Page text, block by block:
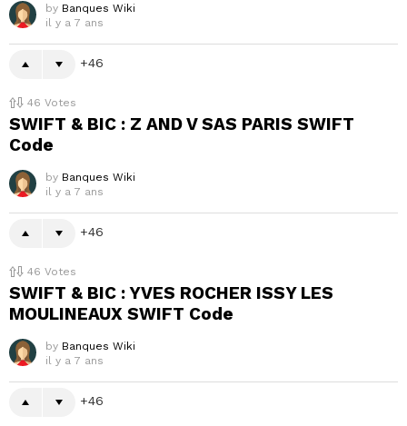
by Banques Wiki
il y a 7 ans
46
46 Votes
SWIFT & BIC : Z AND V SAS PARIS SWIFT
Code
by Banques Wiki
il y a 7 ans
46
46 Votes
SWIFT & BIC : YVES ROCHER ISSY LES
MOULINEAUX SWIFT Code
by Banques Wiki
il y a 7 ans
46